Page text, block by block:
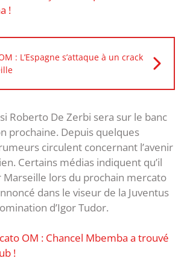
!
: L’Espagne s’attaque à un crack
Roberto De Zerbi sera sur le banc
prochaine. Depuis quelques
circulent concernant l’avenir
Certains médias indiquent qu’il
lors du prochain mercato
dans le viseur de la Juventus
d’Igor Tudor.
OM : Chancel Mbemba a trouvé
!